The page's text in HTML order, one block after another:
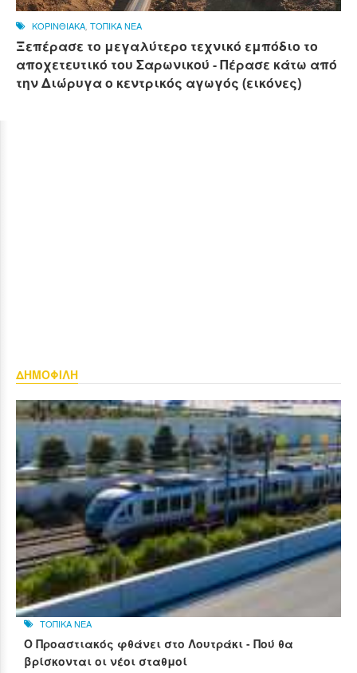
ΚΟΡΙΝΘΙΑΚΑ ΤΟΠΙΚΑ ΝΕΑ
Ξεπέρασε το μεγαλύτερο τεχνικό εμπόδιο το
αποχετευτικό του Σαρωνικού - Πέρασε κάτω από
την Διώρυγα ο κεντρικός αγωγός (εικόνες)
ΔΗΜΟΦΙΛΗ
ΤΟΠΙΚΑ ΝΕΑ
Ο Προαστιακός φθάνει στο Λουτράκι - Πού θα
βρίσκονται οι νέοι σταθμοί